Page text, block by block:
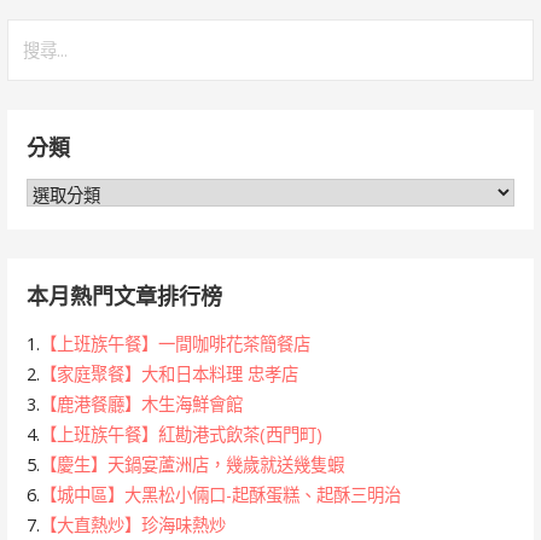
字:分類
分
本月熱門文章排行榜
1. 【上班族午餐】一間咖啡花茶簡餐店
2. 【家庭聚餐】大和日本料理 忠孝店
3. 【鹿港餐廳】木生海鮮會館
4. 【上班族午餐】紅勘港式飲茶(西門町)
5. 【慶生】天鍋宴蘆洲店，幾歲就送幾隻蝦
6. 【城中區】大黑松小倆口-起酥蛋糕、起酥三明治
7. 【大直熱炒】珍海味熱炒